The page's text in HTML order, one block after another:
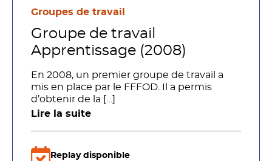
Groupes de travail
Groupe de travail
Apprentissage (2008)
En 2008, un premier groupe de travail a
mis en place par le FFFOD. Il a permis
d’obtenir de la […]
Lire la suite
Replay disponible